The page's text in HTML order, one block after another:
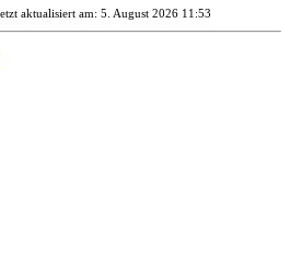
aktualisiert am: 5. August 2026 11:53